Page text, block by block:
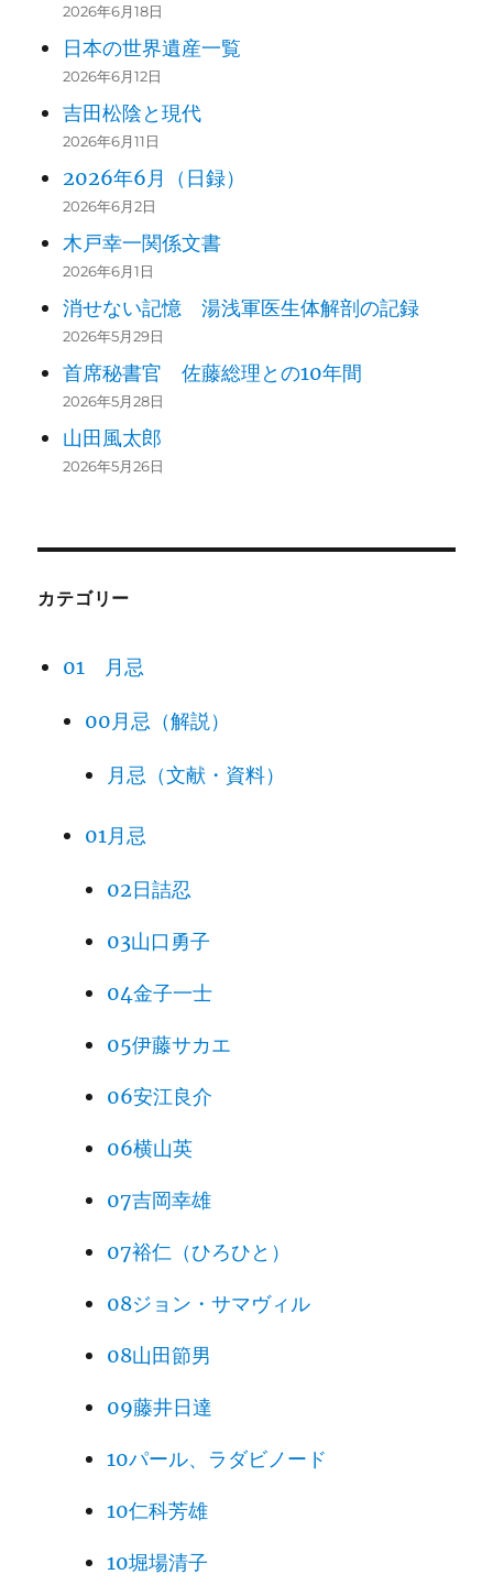
2026年6月18日
日本の世界遺産一覧
2026年6月12日
吉田松陰と現代
2026年6月11日
2026年6月（日録）
2026年6月2日
木戸幸一関係文書
2026年6月1日
消せない記憶 湯浅軍医生体解剖の記録
2026年5月29日
首席秘書官 佐藤総理との10年間
2026年5月28日
山田風太郎
2026年5月26日
カテゴリー
01 月忌
00月忌（解説）
月忌（文献・資料）
01月忌
02日詰忍
03山口勇子
04金子一士
05伊藤サカエ
06安江良介
06横山英
07吉岡幸雄
07裕仁（ひろひと）
08ジョン・サマヴィル
08山田節男
09藤井日達
10パール、ラダビノード
10仁科芳雄
10堀場清子